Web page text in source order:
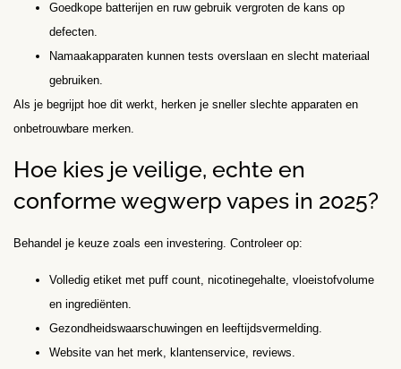
Goedkope batterijen en ruw gebruik vergroten de kans op
defecten.
Namaakapparaten kunnen tests overslaan en slecht materiaal
gebruiken.
Als je begrijpt hoe dit werkt, herken je sneller slechte apparaten en
onbetrouwbare merken.
Hoe kies je veilige, echte en
conforme wegwerp vapes in 2025?
Behandel je keuze zoals een investering. Controleer op:
Volledig etiket met puff count, nicotinegehalte, vloeistofvolume
en ingrediënten.
Gezondheidswaarschuwingen en leeftijdsvermelding.
Website van het merk, klantenservice, reviews.